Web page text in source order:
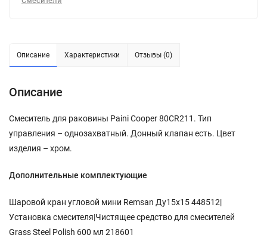
Описание Характеристики Отзывы (0)
Описание
Смеситель для раковины Paini Cooper 80CR211. Тип
управления – однозахватный. Донный клапан есть. Цвет
изделия – хром.
Дополнительные комплектующие
Шаровой кран угловой мини Remsan Ду15х15 448512|
Установка смесителя|Чистящее средство для смесителей
Grass Steel Polish 600 мл 218601